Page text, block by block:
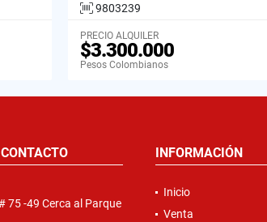
9803239
PRECIO ALQUILER
$3.300.000
Pesos Colombianos
75 -49 Cerca al Parque
INFORMACIÓN
Inicio
Venta